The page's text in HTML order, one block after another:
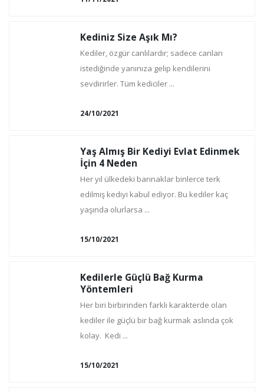
Kediniz Size Aşık Mı?
Kediler, özgür canlılardır; sadece canları
istediğinde yanınıza gelip kendilerini
sevdirirler. Tüm kediciler ...
24/10/2021
Yaş Almış Bir Kediyi Evlat Edinmek
İçin 4 Neden
Her yıl ülkedeki barınaklar binlerce terk
edilmiş kediyi kabul ediyor. Bu kediler kaç
yaşında olurlarsa ...
15/10/2021
Kedilerle Güçlü Bağ Kurma
Yöntemleri
Her biri birbirinden farklı karakterde olan
kediler ile güçlü bir bağ kurmak aslında çok
kolay. Kedi ...
15/10/2021